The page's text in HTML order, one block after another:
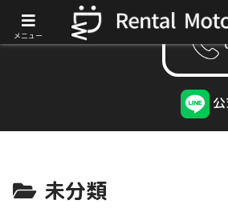
未分類
メニュー